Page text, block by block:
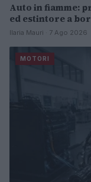
Auto in fiamme:
ed estintore a
Ilaria Mauri · 7 Ago 2026
MOTORI